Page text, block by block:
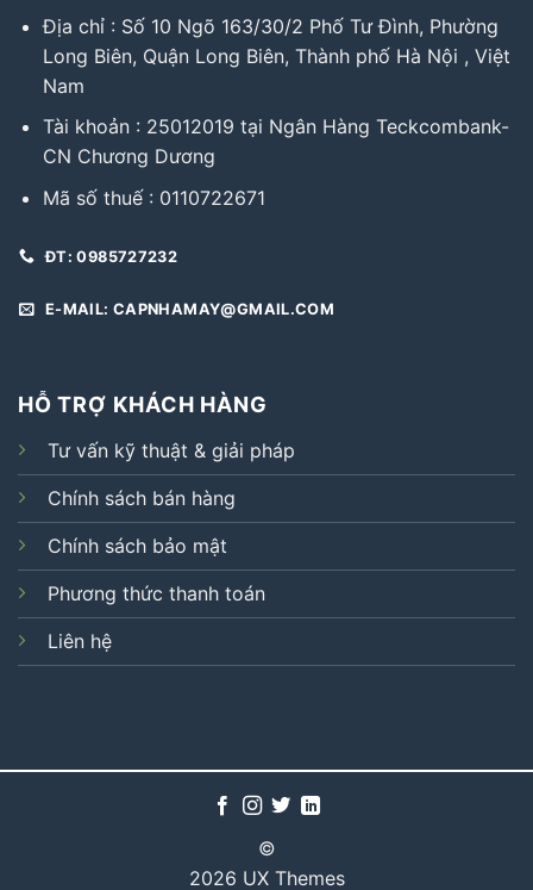
Địa chỉ : Số 10 Ngõ 163/30/2 Phố Tư Đình, Phường
Long Biên, Quận Long Biên, Thành phố Hà Nội , Việt
Nam
Tài khoản : 25012019 tại Ngân Hàng Teckcombank-
CN Chương Dương
Mã số thuế : 0110722671
ĐT: 0985727232
E-MAIL: CAPNHAMAY@GMAIL.COM
HỖ TRỢ KHÁCH HÀNG
Tư vấn kỹ thuật & giải pháp
Chính sách bán hàng
Chính sách bảo mật
Phương thức thanh toán
Liên hệ
©
2026 UX Themes